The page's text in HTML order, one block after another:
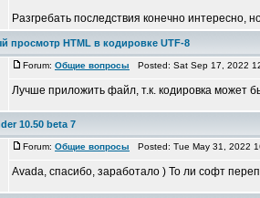
Разгребать последствия конечно интересно,
просмотр HTML в кодировке UTF-8
Forum: Общие вопросы Posted: Sat Sep 17, 2022
Лучше приложить файл, т.к. кодировка может
10.50 beta 7
Forum: Общие вопросы Posted: Tue May 31, 2022
Avada, спасибо, заработало ) То ли софт